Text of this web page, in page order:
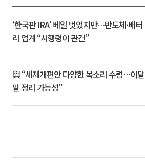
‘한국판 IRA’ 베일 벗었지만…반도체·배터
리 업계 “시행령이 관건”
與 “세제개편안 다양한 목소리 수렴…이달
말 정리 가능성”